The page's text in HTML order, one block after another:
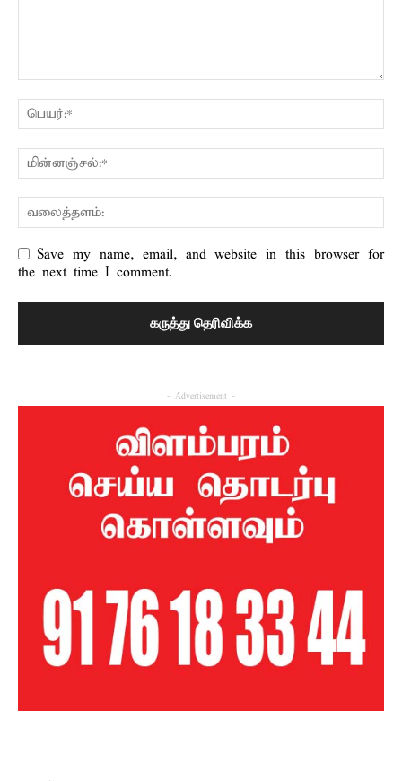
Save my name, email, and website in this browser for
the next time I comment.
- Advertisement -